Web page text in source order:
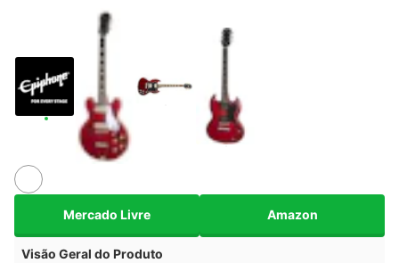
Mercado Livre Amazon
Visão Geral do Produto